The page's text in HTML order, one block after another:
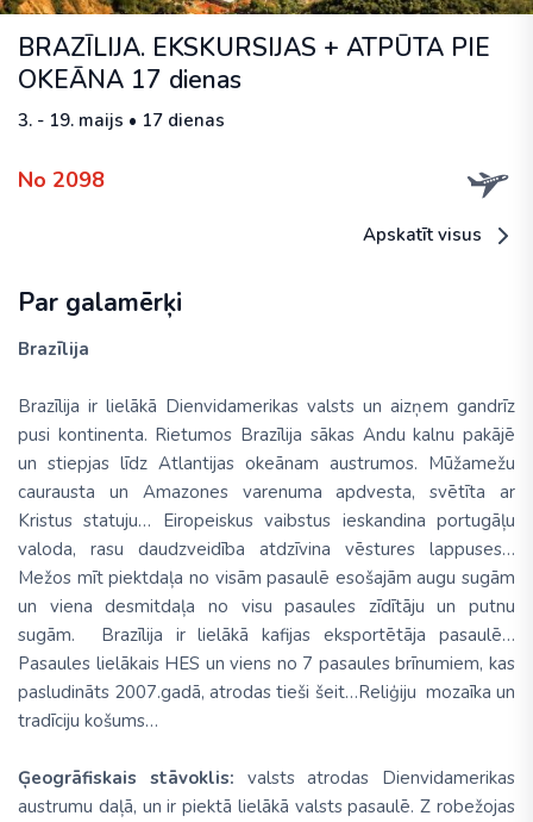
BRAZĪLIJA. EKSKURSIJAS + ATPŪTA PIE
OKEĀNA 17 dienas
3. - 19. maijs • 17 dienas
No 2098
Apskatīt visus
Par galamērķi
Brazīlija
Brazīlija ir lielākā Dienvidamerikas valsts un aizņem gandrīz
pusi kontinenta. Rietumos Brazīlija sākas Andu kalnu pakājē
un stiepjas līdz Atlantijas okeānam austrumos. Mūžamežu
caurausta un Amazones varenuma apdvesta, svētīta ar
Kristus statuju… Eiropeiskus vaibstus ieskandina portugāļu
valoda, rasu daudzveidība atdzīvina vēstures lappuses…
Mežos mīt piektdaļa no visām pasaulē esošajām augu sugām
un viena desmitdaļa no visu pasaules zīdītāju un putnu
sugām. Brazīlija ir lielākā kafijas eksportētāja pasaulē…
Pasaules lielākais HES un viens no 7 pasaules brīnumiem, kas
pasludināts 2007.gadā, atrodas tieši šeit…Reliģiju mozaīka un
tradīciju košums…
Ģeogrāfiskais stāvoklis: valsts atrodas Dienvidamerikas
austrumu daļā, un ir piektā lielākā valsts pasaulē. Z robežojas